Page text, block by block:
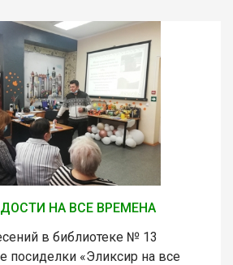
НА ВСЕ ВРЕМЕНА
в библиотеке № 13
«Эликсир на все